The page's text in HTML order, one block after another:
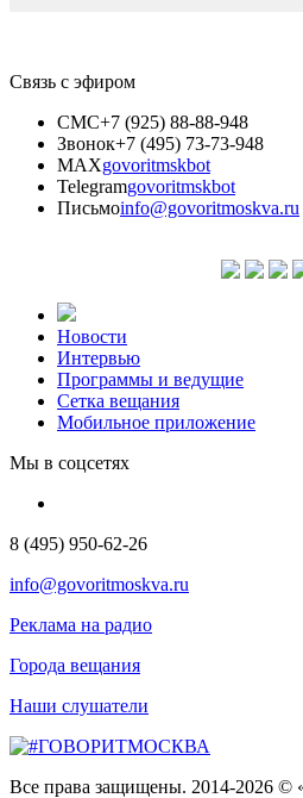
Связь с эфиром
СМС+7 (925) 88-88-948
Звонок+7 (495) 73-73-948
MAXgovoritmskbot
Telegramgovoritmskbot
Письмоinfo@govoritmoskva.ru
Новости
Интервью
Программы и ведущие
Сетка вещания
Мобильное приложение
Мы в соцсетях
8 (495) 950-62-26
info@govoritmoskva.ru
Реклама на радио
Города вещания
Наши слушатели
Все права защищены. 2014-2026 ©